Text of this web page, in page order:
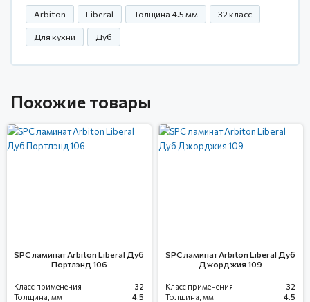
Arbiton Liberal Толщина 4.5 мм 32 класс
Для кухни Дуб
Похожие товары
SPC ламинат Arbiton Liberal Дуб
Портлэнд 106
Класс применения
32
Толщина, мм
4.5
SPC ламинат Arbiton Liberal Дуб
Джорджия 109
Класс применения
32
Толщина, мм
4.5